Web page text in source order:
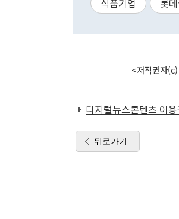
식품기업
롯
<저작권자
디지털뉴스콘텐츠 이
뒤로가기